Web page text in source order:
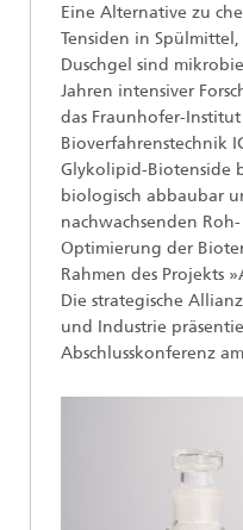
Eine Alternative zu
Tensiden in
Duschgel sind
Jahren intensiver
das Fraunhofer-
Bioverfahrenstechnik
Glykolipid-Biotenside
biologisch abbaubar
nachwachsenden
Optimierung der
Rahmen des Projekts
Die strategische
und Industrie
Abschlusskonferenz